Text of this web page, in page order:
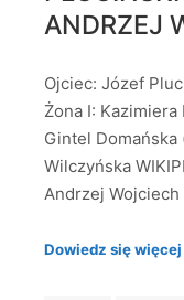
ANDRZEJ
Ojciec: Józef
Żona I:
Gintel Domańska
Wilczyńska
Andrzej
Dowiedz się więcej